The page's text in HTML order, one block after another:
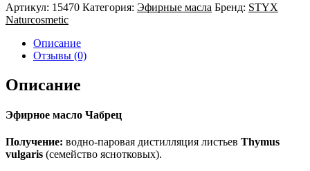
Артикул: 15470 Категория: Эфирные масла Бренд: STYX
Naturcosmetic
Описание
Отзывы (0)
Описание
Эфирное масло Чабрец
Получение: водно-паровая дистилляция листьев Thymus
vulgaris (семейство яснотковых).